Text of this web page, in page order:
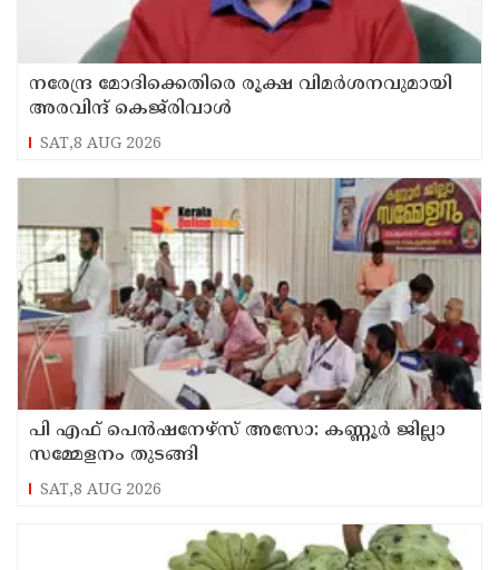
നരേന്ദ്ര മോദിക്കെതിരെ രൂക്ഷ വിമർശനവുമായി
അരവിന്ദ് കെജ്‌രിവാൾ
SAT,8 AUG 2026
പി എഫ് പെൻഷനേഴ്സ് അസോ: കണ്ണൂർ ജില്ലാ
സമ്മേളനം തുടങ്ങി
SAT,8 AUG 2026